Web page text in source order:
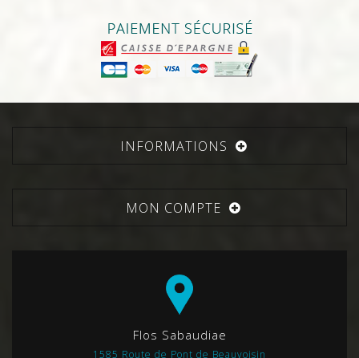
INFORMATIONS
MON COMPTE
Flos Sabaudiae
1585 Route de Pont de Beauvoisin